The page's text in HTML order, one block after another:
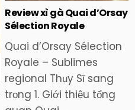
Review xì gà Quai d’Orsay
Sélection Royale
Quai d’Orsay Sélection
Royale – Sublimes
regional Thụy Sĩ sang
trọng 1. Giới thiệu tổng